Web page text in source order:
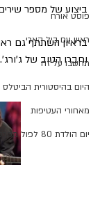
פוסט אורח
ראיון עם ביל הארי
תחשבו על זה
היום בהיסטורית הביטלס
מאחורי העטיפות
יום הולדת 80 לפול מקרטני
ביצוע של מספר
בראיון השתתף גם
וחברו הטוב של ג'ורג'.